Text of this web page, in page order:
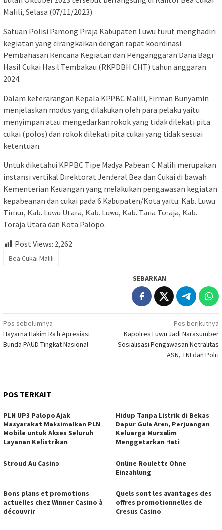
Malili, Selasa (07/11/2023).
Satuan Polisi Pamong Praja Kabupaten Luwu turut menghadiri
kegiatan yang dirangkaikan dengan rapat koordinasi
Pembahasan Rencana Kegiatan dan Penganggaran Dana Bagi
Hasil Cukai Hasil Tembakau (RKPDBH CHT) tahun anggaran
2024.
Dalam keterarangan Kepala KPPBC Malili, Firman Bunyamin
menjelaskan modus yang dilakukan oleh para pelaku yaitu
menyimpan atau mengedarkan rokok yang tidak dilekati pita
cukai (polos) dan rokok dilekati pita cukai yang tidak sesuai
ketentuan.
Untuk diketahui KPPBC Tipe Madya Pabean C Malili merupakan
instansi vertikal Direktorat Jenderal Bea dan Cukai di bawah
Kementerian Keuangan yang melakukan pengawasan kegiatan
kepabeanan dan cukai pada 6 Kabupaten/Kota yaitu: Kab. Luwu
Timur, Kab. Luwu Utara, Kab. Luwu, Kab. Tana Toraja, Kab.
Toraja Utara dan Kota Palopo.
Post Views: 2,262
Bea Cukai Malili
SEBARKAN
Navigasi
pos
Pos sebelumnya
Hayarna Hakim Raih Apresiasi
Bunda PAUD Tingkat Nasional
Pos berikutnya
Kapolres Luwu Jadi Narasumber
Sosialisasi Pengawasan Netralitas
ASN, TNI dan Polri
POS TERKAIT
PLN UP3 Palopo Ajak
Masyarakat Maksimalkan PLN
Mobile untuk Akses Seluruh
Layanan Kelistrikan
Hidup Tanpa Listrik di Bekas
Dapur Gula Aren, Perjuangan
Keluarga Mursalim
Menggetarkan Hati
Stroud Au Casino
Online Roulette Ohne
Einzahlung
Bons plans et promotions
actuelles chez Winner Casino à
découvrir
Quels sont les avantages des
offres promotionnelles de
Cresus Casino